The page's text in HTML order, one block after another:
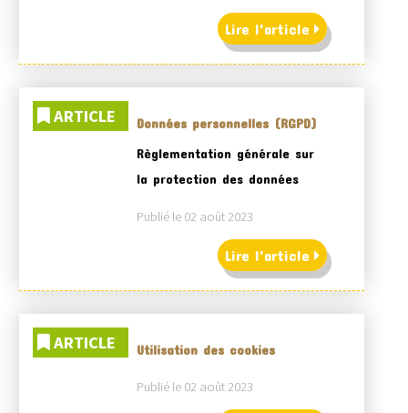
Lire l'article
ARTICLE
Données personnelles (RGPD)
Règlementation générale sur
la protection des données
Publié le 02 août 2023
Lire l'article
ARTICLE Utilisation des cookies
Publié le 02 août 2023